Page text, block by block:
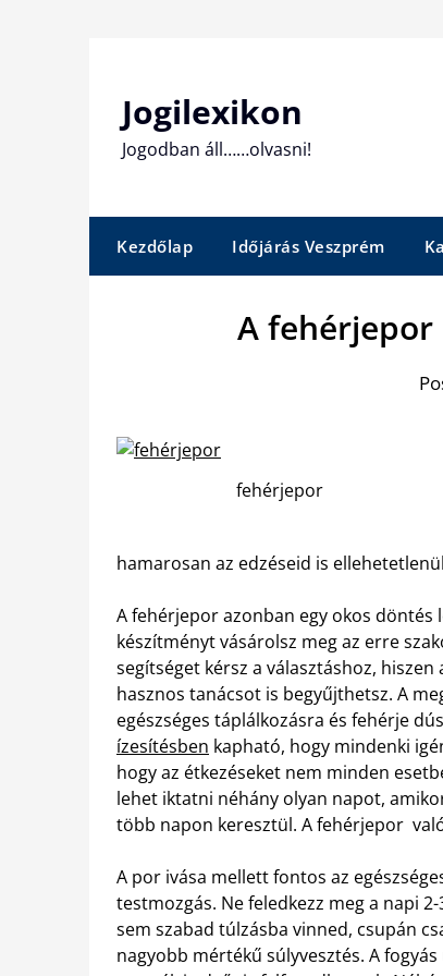
Jogilexikon
Jogodban áll……olvasni!
Kezdőlap Időjárás Veszprém
A fehérjepor
fehérjepor
hamarosan az edzéseid is
A fehérjepor azonban egy okos döntés
készítményt vásárolsz meg az erre
segítséget kérsz a választáshoz,
hasznos tanácsot is begyűjthetsz. A
egészséges táplálkozásra és fehérje
ízesítésben kapható, hogy mindenki
hogy az étkezéseket nem minden
lehet iktatni néhány olyan napot,
több napon keresztül. A fehérjepor
A por ivása mellett fontos az
testmozgás. Ne feledkezz meg a napi
sem szabad túlzásba vinned, csupán
nagyobb mértékű súlyvesztés. A